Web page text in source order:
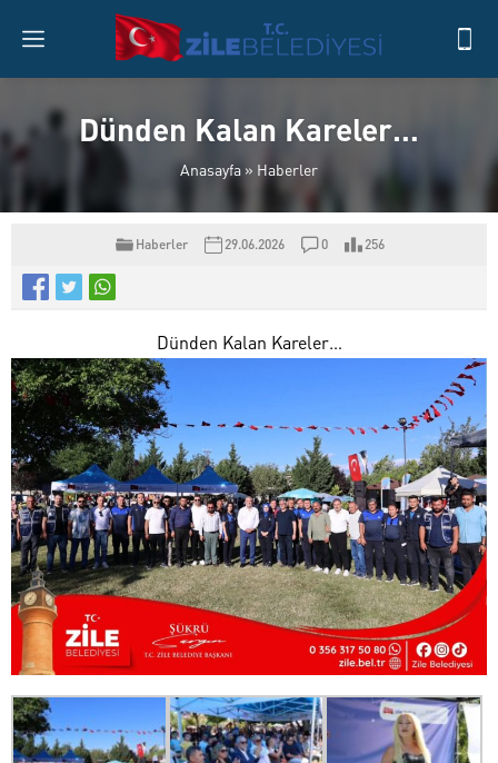
Dünden Kalan Kareler…
Anasayfa » Haberler
Haberler 29.06.2026 0 256
Dünden Kalan Kareler…